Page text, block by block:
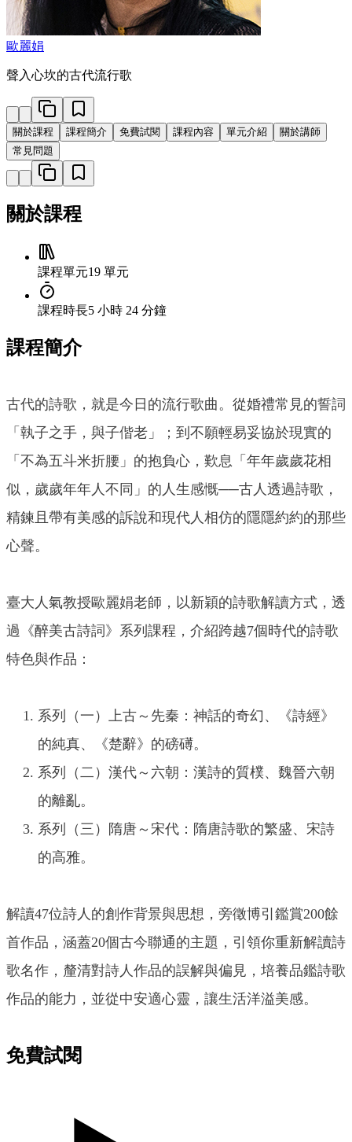
歐麗娟
聲入心坎的古代流行歌
關於課程 課程簡介 免費試閱 課程內容 單元介紹
關於講師
常見問題
關於課程
課程單元19 單元
課程時長5 小時 24 分鐘
課程簡介
古代的詩歌，就是今日的流行歌曲。從婚禮常見的誓詞
「執子之手，與子偕老」；到不願輕易妥協於現實的
「不為五斗米折腰」的抱負心，歎息「年年歲歲花相
似，歲歲年年人不同」的人生感慨──古人透過詩歌，
精鍊且帶有美感的訴說和現代人相仿的隱隱約約的那些
心聲。
臺大人氣教授歐麗娟老師，以新穎的詩歌解讀方式，透
過《醉美古詩詞》系列課程，介紹跨越7個時代的詩歌
特色與作品：
系列（一）上古～先秦：神話的奇幻、《詩經》
的純真、《楚辭》的磅礡。
系列（二）漢代～六朝：漢詩的質樸、魏晉六朝
的離亂。
系列（三）隋唐～宋代：隋唐詩歌的繁盛、宋詩
的高雅。
解讀47位詩人的創作背景與思想，旁徵博引鑑賞200餘
首作品，涵蓋20個古今聯通的主題，引領你重新解讀詩
歌名作，釐清對詩人作品的誤解與偏見，培養品鑑詩歌
作品的能力，並從中安適心靈，讓生活洋溢美感。
免費試閱